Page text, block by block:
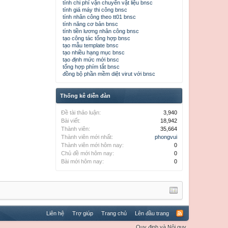
tính chi phí vận chuyển vật liệu bnsc
tính giá máy thi công bnsc
tính nhân công theo tt01 bnsc
tính năng cơ bản bnsc
tính tiền lương nhân công bnsc
tạo công tác tổng hợp bnsc
tạo mẫu template bnsc
tạo nhiều hạng mục bnsc
tạo định mức mới bnsc
tổng hợp phím tắt bnsc
đồng bộ phần mềm diệt virut với bnsc
Thống kê diễn đàn
Đề tài thảo luận:
3,940
Bài viết:
18,942
Thành viên:
35,664
Thành viên mới nhất:
phongvui
Thành viên mới hôm nay:
0
Chủ đề mới hôm nay:
0
Bài mới hôm nay:
0
Liên hệ Trợ giúp Trang chủ Lên đầu trang